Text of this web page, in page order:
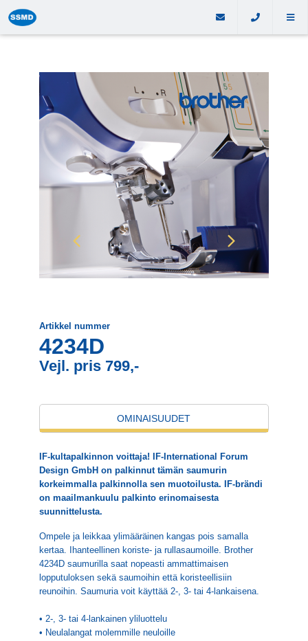
Artikkel nummer
4234D
Vejl. pris 799,-
OMINAISUUDET
IF-kultapalkinnon voittaja! IF-International Forum
Design GmbH on palkinnut tämän saumurin
korkeimmalla palkinnolla sen muotoilusta. IF-brändi
on maailmankuulu palkinto erinomaisesta
suunnittelusta.
Ompele ja leikkaa ylimääräinen kangas pois samalla
kertaa. Ihanteellinen koriste- ja rullasaumoille. Brother
4234D saumurilla saat nopeasti ammattimaisen
lopputuloksen sekä saumoihin että koristeellisiin
reunoihin. Saumuria voit käyttää 2-, 3- tai 4-lankaisena.
• 2-, 3- tai 4-lankainen yliluottelu
• Neulalangat molemmille neuloille